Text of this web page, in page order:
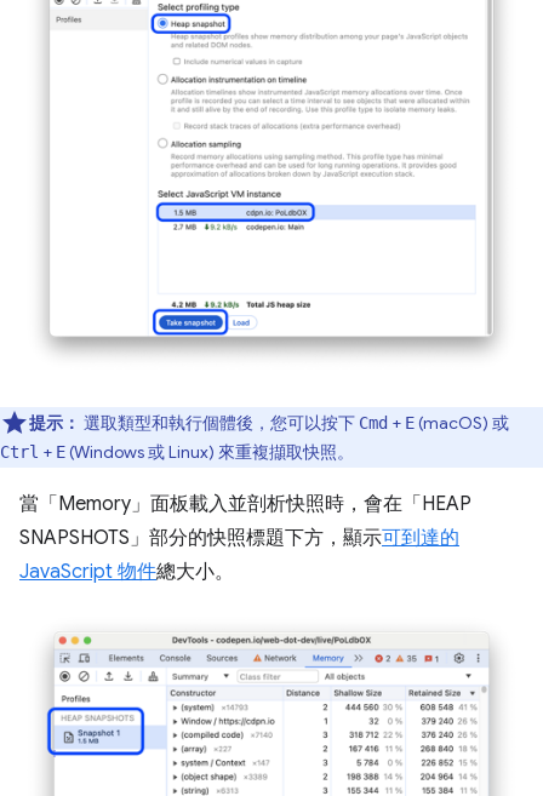
提示： 選取類型和執行個體後，您可以按下 Cmd + E(macOS) 或
Ctrl + E(Windows 或 Linux) 來重複擷取快照。
當「Memory」 面板載入並剖析快照時，會在「HEAP
SNAPSHOTS」 部分的快照標題下方，顯示可到達的
JavaScript 物件總大小。